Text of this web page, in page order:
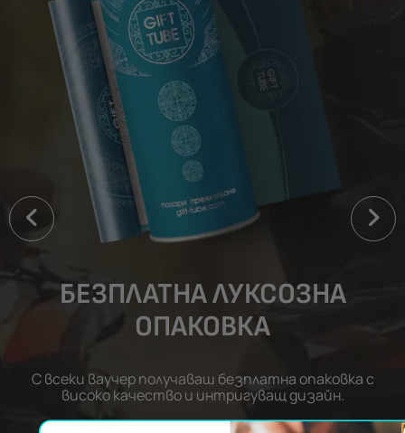
БЕЗПЛАТНА ЛУКСОЗНА
ОПАКОВКА
С всеки ваучер получаваш безплатна опаковка с
високо качество и интригуващ дизайн.